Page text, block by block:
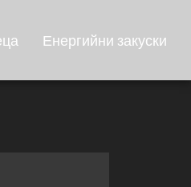
Енергийни закуски